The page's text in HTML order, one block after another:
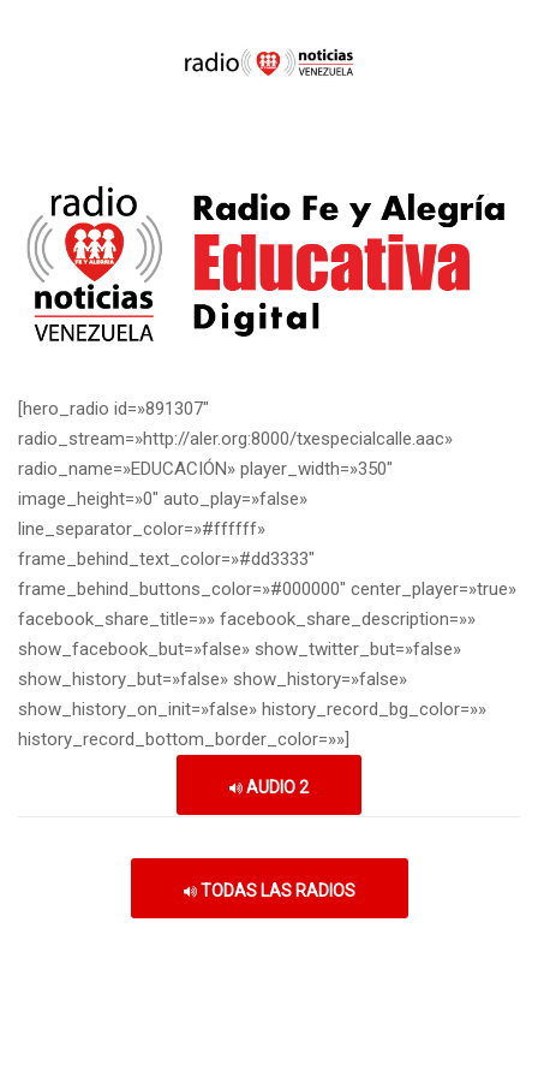
[hero_radio id=»891307″
radio_stream=»http://aler.org:8000/txespecialcalle.aac»
radio_name=»EDUCACIÓN» player_width=»350″
image_height=»0″ auto_play=»false»
line_separator_color=»#ffffff»
frame_behind_text_color=»#dd3333″
frame_behind_buttons_color=»#000000″ center_player=»true»
facebook_share_title=»» facebook_share_description=»»
show_facebook_but=»false» show_twitter_but=»false»
show_history_but=»false» show_history=»false»
show_history_on_init=»false» history_record_bg_color=»»
history_record_bottom_border_color=»»]
AUDIO 2
TODAS LAS RADIOS